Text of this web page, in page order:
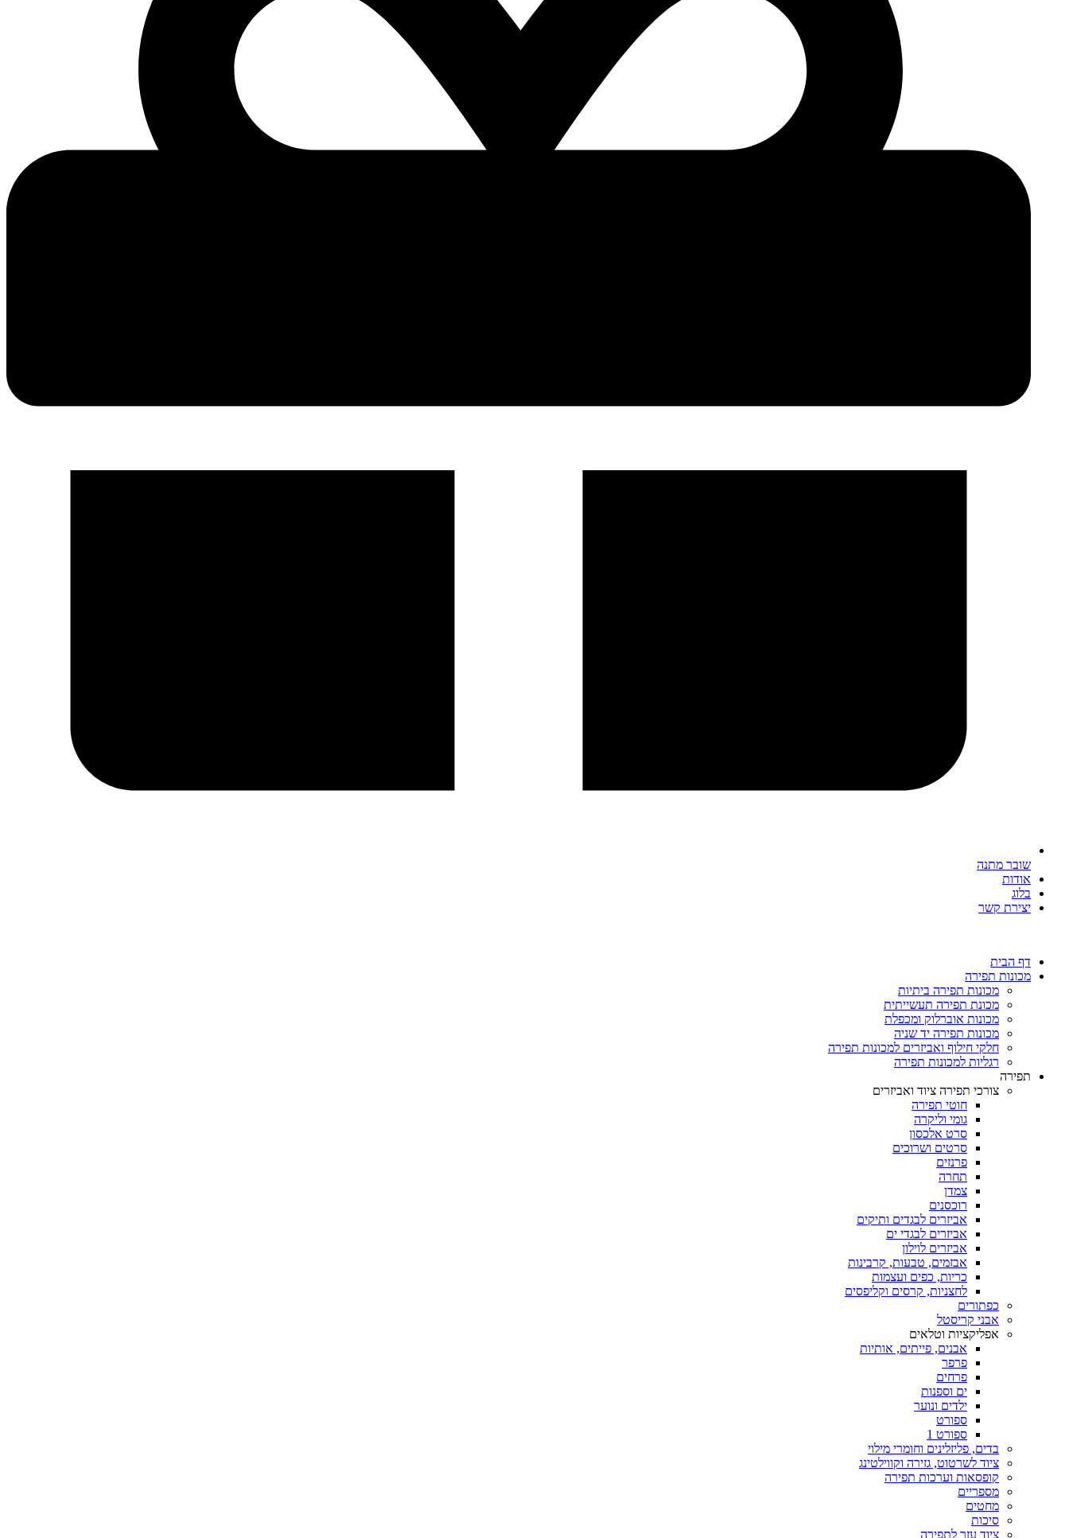
שובר מתנה
אודות
בלוג
יצירת קשר
דף הבית
מכונות תפירה
מכונות תפירה ביתיות
מכונת תפירה תעשייתית
מכונות אוברלוק ומכפלת
מכונות תפירה יד שניה
חלקי חילוף ואביזרים למכונות תפירה
רגליות למכונות תפירה
תפירה
צורכי תפירה ציוד ואביזרים
חוטי תפירה
גומי וליקרה
סרט אלכסון
סרטים ושרוכים
פרנזים
תחרה
צמדן
רוכסנים
אביזרים לבגדים ותיקים
אביזרים לבגדי ים
אביזרים לוילון
אבזמים, טבעות, קרבינות
כריות, כפים ועצמות
לחצניות, קרסים וקליפסים
כפתורים
אבני קריסטל
אפליקציות וטלאים
אבנים, פייתים, אותיות
פרפר
פרחים
ים וספנות
ילדים ונוער
ספורט
ספורט 1
בדים, פליזלינים וחומרי מילוי
ציוד לשרטוט, גזירה וקווילטינג
קופסאות וערכות תפירה
מספריים
מחטים
סיכות
ציוד עזר לתפירה